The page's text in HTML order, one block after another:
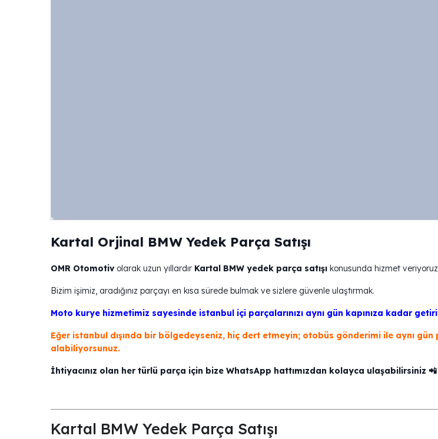
Kartal Orjinal BMW Yedek Parça Satışı
OMR Otomotivolarak uzun yıllardır Kartal BMW yedek parça satışı konusunda hizmet
Bizim işimiz, aradığınız parçayı en kısa sürede bulmak ve sizlere güvenle ulaştırmak.
Moto kurye hizmetimiz sayesinde istanbul içi parçalarınızı aynı gün kapınıza kadar
Eğer istanbul dışında bir bölgedeyseniz, hiç dert etmeyin; otobüs gönderimi ile aynı gün
alabiliyorsunuz.
İhtiyacınız olan her türlü parça için bize WhatsApp hattımızdan kolayca ulaşabilirsiniz 📲
Kartal BMW Yedek Parça Satışı